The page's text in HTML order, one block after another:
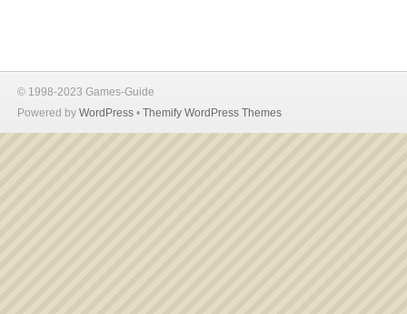
© 1998-2023 Games-Guide
Powered by WordPress • Themify WordPress Themes